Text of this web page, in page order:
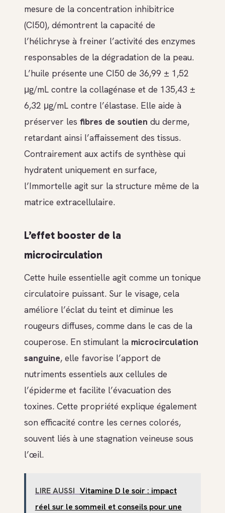
mesure de la concentration inhibitrice
(CI50), démontrent la capacité de
l’hélichryse à freiner l’activité des enzymes
responsables de la dégradation de la peau.
L’huile présente une CI50 de 36,99 ± 1,52
μg/mL contre la collagénase et de 135,43 ±
6,32 μg/mL contre l’élastase. Elle aide à
préserver les fibres de soutien du derme,
retardant ainsi l’affaissement des tissus.
Contrairement aux actifs de synthèse qui
hydratent uniquement en surface,
l’Immortelle agit sur la structure même de la
matrice extracellulaire.
L’effet booster de la
microcirculation
Cette huile essentielle agit comme un tonique
circulatoire puissant. Sur le visage, cela
améliore l’éclat du teint et diminue les
rougeurs diffuses, comme dans le cas de la
couperose. En stimulant la microcirculation
sanguine, elle favorise l’apport de
nutriments essentiels aux cellules de
l’épiderme et facilite l’évacuation des
toxines. Cette propriété explique également
son efficacité contre les cernes colorés,
souvent liés à une stagnation veineuse sous
l’œil.
LIRE AUSSI Vitamine D le soir : impact
réel sur le sommeil et conseils pour une